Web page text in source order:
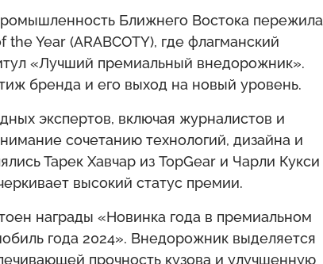
Ближнего Востока пережила
Year (ARABCOTY), где флагманский
«Лучший премиальный внедорожник».
бренда и его выход на новый уровень.
экспертов, включая журналистов и
сочетанию технологий, дизайна и
Тарек Хавчар из TopGear и Чарли Кукси
высокий статус премии.
награды «Новинка года в премиальном
года 2024». Внедорожник выделяется
прочность кузова и улучшенную